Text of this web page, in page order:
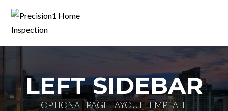
LEFT SIDEBAR
OPTIONAL PAGE LAYOUT TEMPLATE